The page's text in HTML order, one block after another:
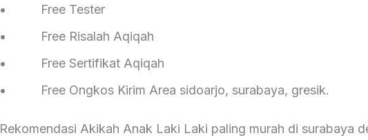
Free Tester
Free Risalah Aqiqah
Free Sertifikat Aqiqah
Free Ongkos Kirim Area sidoarjo, surabaya, gresik.
Rekomendasi Akikah Anak Laki Laki paling murah di surabaya